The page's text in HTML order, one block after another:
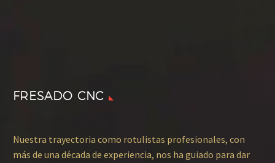
FRESADO CNC
Nuestra trayectoria como rotulistas profesionales, con
más de una década de experiencia, nos ha guiado para dar